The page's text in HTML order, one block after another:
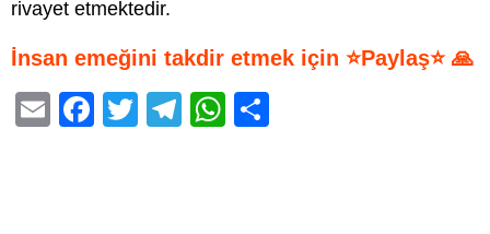
rivayet etmektedir.
İnsan emeğini takdir etmek için ⭐Paylaş⭐ 🙏
E
F
T
T
W